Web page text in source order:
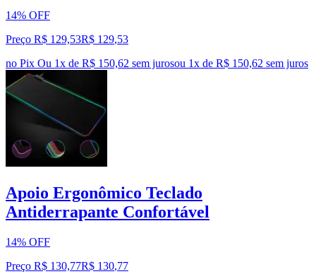
14% OFF
Preço R$ 129,53R$ 129,53
no Pix Ou 1x de R$ 150,62 sem jurosou 1x de R$ 150,62 sem juros
Apoio Ergonômico Teclado
Antiderrapante Confortável
14% OFF
Preço R$ 130,77R$ 130,77